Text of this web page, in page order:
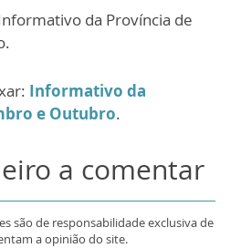
da Província de
Informativo da
e Outubro.
a comentar
são de responsabilidade exclusiva de
a opinião do site.